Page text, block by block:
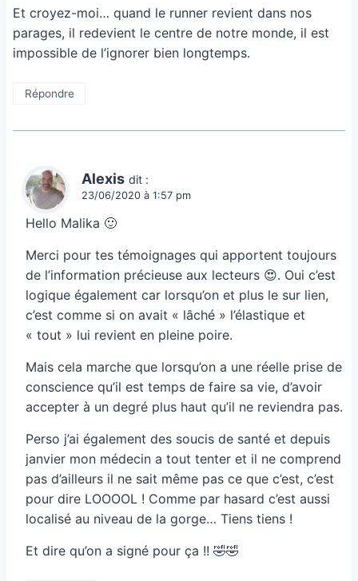
Et croyez-moi… quand le runner revient dans nos
parages, il redevient le centre de notre monde, il est
impossible de l’ignorer bien longtemps.
Répondre
Alexis dit :
23/06/2020 à 1:57 pm
Hello Malika 🙂
Merci pour tes témoignages qui apportent toujours
de l’information précieuse aux lecteurs 😍. Oui c’est
logique également car lorsqu’on et plus le sur lien,
c’est comme si on avait « lâché » l’élastique et
« tout » lui revient en pleine poire.
Mais cela marche que lorsqu’on a une réelle prise de
conscience qu’il est temps de faire sa vie, d’avoir
accepter à un degré plus haut qu’il ne reviendra pas.
Perso j’ai également des soucis de santé et depuis
janvier mon médecin a tout tenter et il ne comprend
pas d’ailleurs il ne sait même pas ce que c’est, c’est
pour dire LOOOOL ! Comme par hasard c’est aussi
localisé au niveau de la gorge… Tiens tiens !
Et dire qu’on a signé pour ça !! 🤣🤣